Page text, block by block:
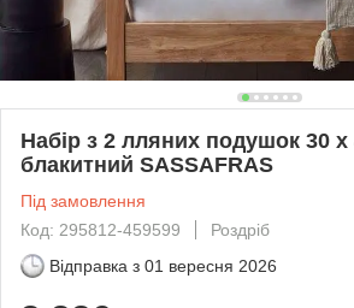
Набір з 2 лляних подушок 30 x
блакитний SASSAFRAS
Під замовлення
Код: 295812-459599
Роздріб
Відправка з 01 вересня 2026